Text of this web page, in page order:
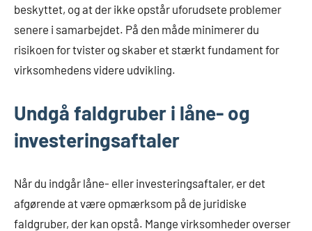
beskyttet, og at der ikke opstår uforudsete problemer
senere i samarbejdet. På den måde minimerer du
risikoen for tvister og skaber et stærkt fundament for
virksomhedens videre udvikling.
Undgå faldgruber i låne- og
investeringsaftaler
Når du indgår låne- eller investeringsaftaler, er det
afgørende at være opmærksom på de juridiske
faldgruber, der kan opstå. Mange virksomheder overser